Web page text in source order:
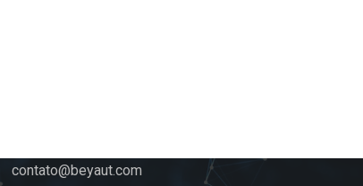
contato@beyaut.com